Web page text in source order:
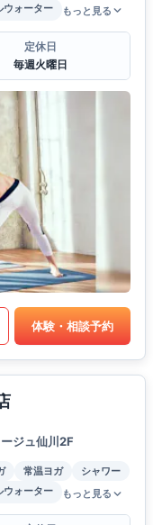
ウォーター もっと見る
定休日
毎週火曜日
体験・相談予約
ジュ仙川2F
常温ヨガ
シャワー
ウォーター もっと見る